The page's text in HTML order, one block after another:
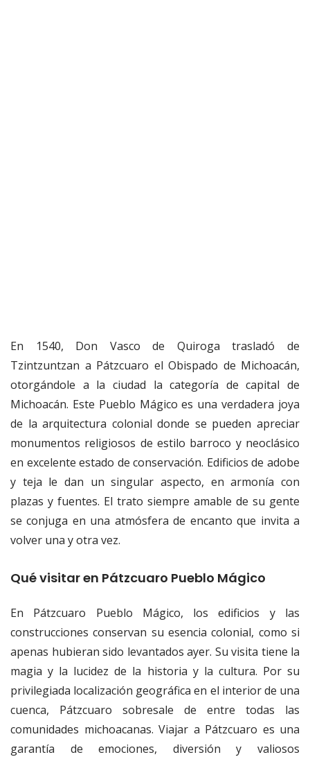
En 1540, Don Vasco de Quiroga trasladó de
Tzintzuntzan a Pátzcuaro el Obispado de Michoacán,
otorgándole a la ciudad la categoría de capital de
Michoacán. Este Pueblo Mágico es una verdadera joya
de la arquitectura colonial donde se pueden apreciar
monumentos religiosos de estilo barroco y neoclásico
en excelente estado de conservación. Edificios de adobe
y teja le dan un singular aspecto, en armonía con
plazas y fuentes. El trato siempre amable de su gente
se conjuga en una atmósfera de encanto que invita a
volver una y otra vez.
Qué visitar en Pátzcuaro Pueblo Mágico
En Pátzcuaro Pueblo Mágico, los edificios y las
construcciones conservan su esencia colonial, como si
apenas hubieran sido levantados ayer. Su visita tiene la
magia y la lucidez de la historia y la cultura. Por su
privilegiada localización geográfica en el interior de una
cuenca, Pátzcuaro sobresale de entre todas las
comunidades michoacanas. Viajar a Pátzcuaro es una
garantía de emociones, diversión y valiosos